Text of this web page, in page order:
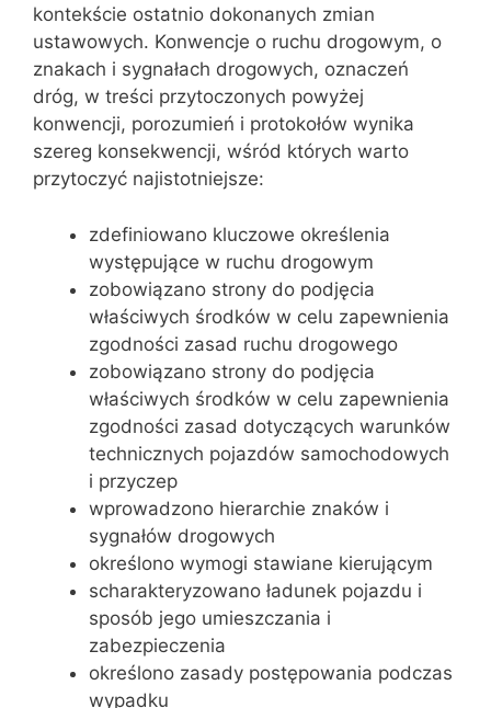
kontekście ostatnio dokonanych zmian
ustawowych. Konwencje o ruchu drogowym, o
znakach i sygnałach drogowych, oznaczeń
dróg, w treści przytoczonych powyżej
konwencji, porozumień i protokołów wynika
szereg konsekwencji, wśród których warto
przytoczyć najistotniejsze:
zdefiniowano kluczowe określenia
występujące w ruchu drogowym
zobowiązano strony do podjęcia
właściwych środków w celu zapewnienia
zgodności zasad ruchu drogowego
zobowiązano strony do podjęcia
właściwych środków w celu zapewnienia
zgodności zasad dotyczących warunków
technicznych pojazdów samochodowych
i przyczep
wprowadzono hierarchie znaków i
sygnałów drogowych
określono wymogi stawiane kierującym
scharakteryzowano ładunek pojazdu i
sposób jego umieszczania i
zabezpieczenia
określono zasady postępowania podczas
wypadku